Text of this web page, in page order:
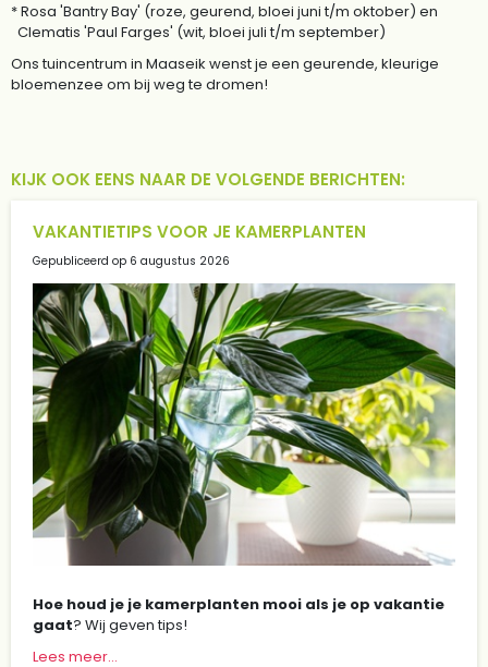
* Rosa 'Bantry Bay' (roze, geurend, bloei juni t/m oktober) en
Clematis 'Paul Farges' (wit, bloei juli t/m september)
Ons tuincentrum in Maaseik wenst je een geurende, kleurige
bloemenzee om bij weg te dromen!
KIJK OOK EENS NAAR DE VOLGENDE BERICHTEN:
VAKANTIETIPS VOOR JE KAMERPLANTEN
Gepubliceerd op 6 augustus 2026
Hoe houd je je kamerplanten mooi als je op vakantie
gaat? Wij geven tips!
Lees meer...